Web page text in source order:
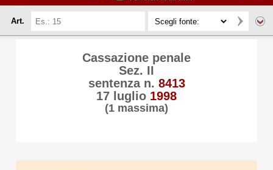
Art.
Cassazione penale
Sez. II
sentenza n. 8413
17 luglio 1998
(1 massima)